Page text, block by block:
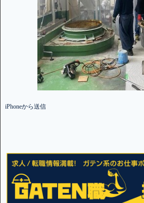
iPhoneから送信